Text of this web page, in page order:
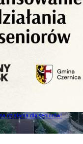
w Nadolicach Małych